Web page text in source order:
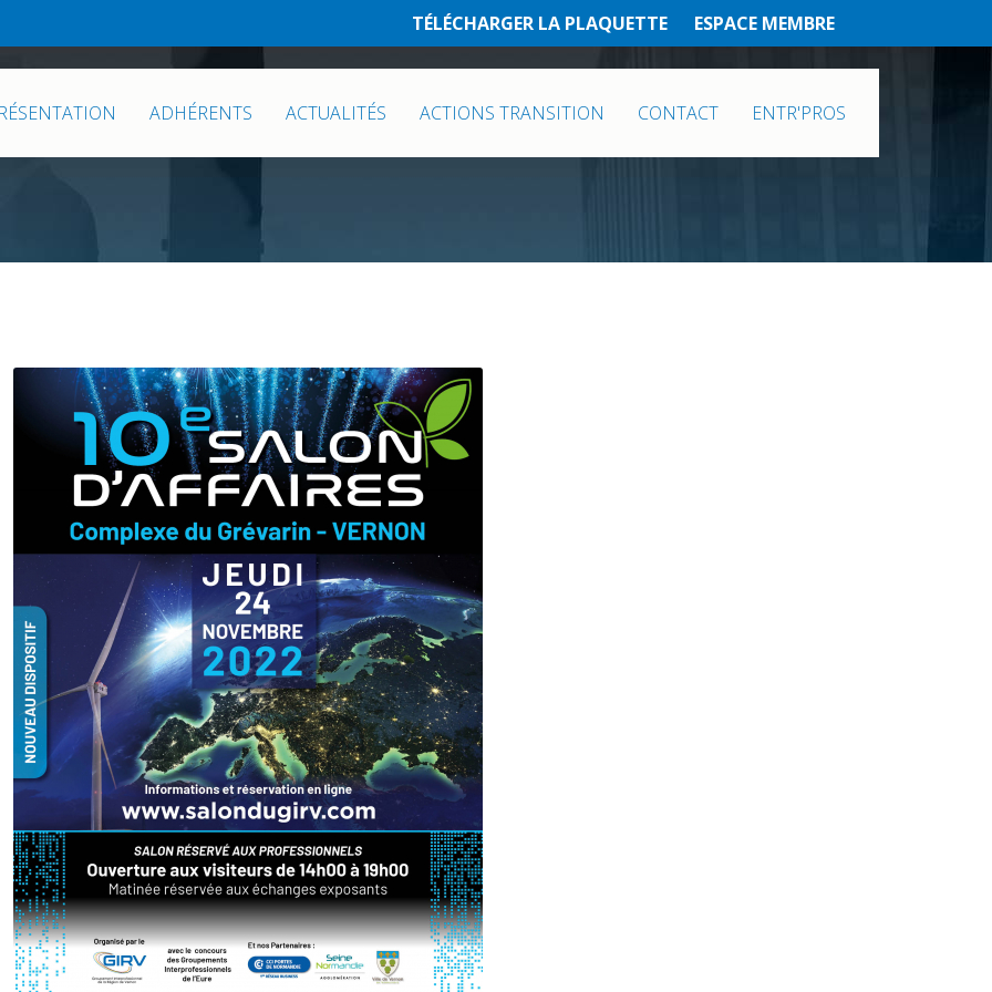
TÉLÉCHARGER LA PLAQUETTE ESPACE MEMBRE
ADHÉRENTS ACTUALITÉS ACTIONS TRANSITION CONTACT ENTR'PROS